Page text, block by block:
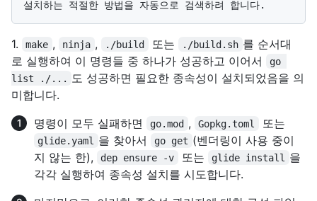
1. make , ninja , ./build 또는 ./build.sh 를 순서대
로 실행하여 이 명령들 중 하나가 성공하고 이어서
go
list ./...
도 성공하면 필요한 종속성이 설치되었음을 의
미합니다.
명령이 모두 실패하면
go.mod , Gopkg.toml 또는
glide.yaml 을 찾아서 go get (벤더링이 사용 중이
지 않는 한),
dep ensure -v 또는 glide install
을
각각 실행하여 종속성 설치를 시도합니다.